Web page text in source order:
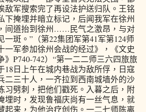
敌军搜索完了再设法护送归队。王铭
下掩埋并暗立标记，后闻我军在徐州
间道抬到徐州……民气之激昂，与对
斑。”（第22集团军第41军第124师
一军参加徐州会战的经过》，《文史
P740-742）“第一二二师三六四旅旅
18日上午在城内巷战为敌所俘，日寇
二三十人，一齐拉到西南城墙外的沙
习劈刺，把他们戳死。入暮之后，附
埋时，发现鲁福庆尚有一丝气息，就
起来，为他治疗创伤。一二七师陈离